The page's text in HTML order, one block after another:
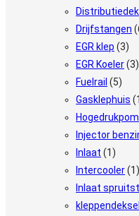
Drijfstangen
EGR klep (3)
EGR Koeler(3)
Fuelrail (5)
Gasklephuis
Injector
Inlaat (1)
Intercooler(1)
Inlaat
kleppendeksel